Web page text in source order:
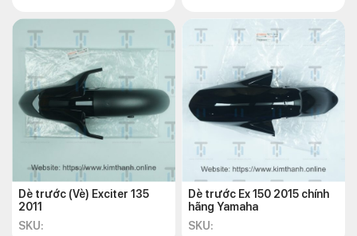
Dè trước (Vè) Exciter 135
2011
SKU:
Dè trước Ex 150 2015 chính
hãng Yamaha
SKU: